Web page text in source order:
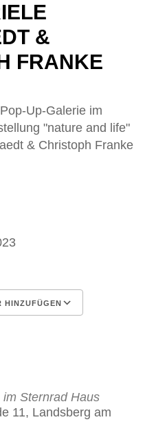
&
FRANKE
HINZUFÜGEN
Sternrad Haus
11, Landsberg am